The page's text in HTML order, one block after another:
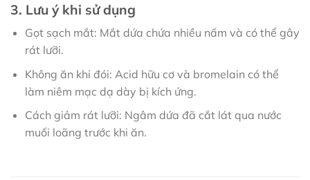
3. Lưu ý khi sử dụng
Gọt sạch mắt: Mắt dứa chứa nhiều nấm và có thể gây
rát lưỡi.
Không ăn khi đói: Acid hữu cơ và bromelain có thể
làm niêm mạc dạ dày bị kích ứng.
Cách giảm rát lưỡi: Ngâm dứa đã cắt lát qua nước
muối loãng trước khi ăn.